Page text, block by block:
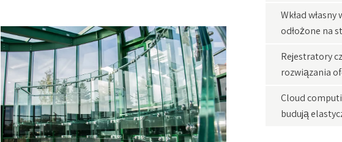
Wkład
odłożone na
Rejestratory
rozwiązania
Cloud
budują